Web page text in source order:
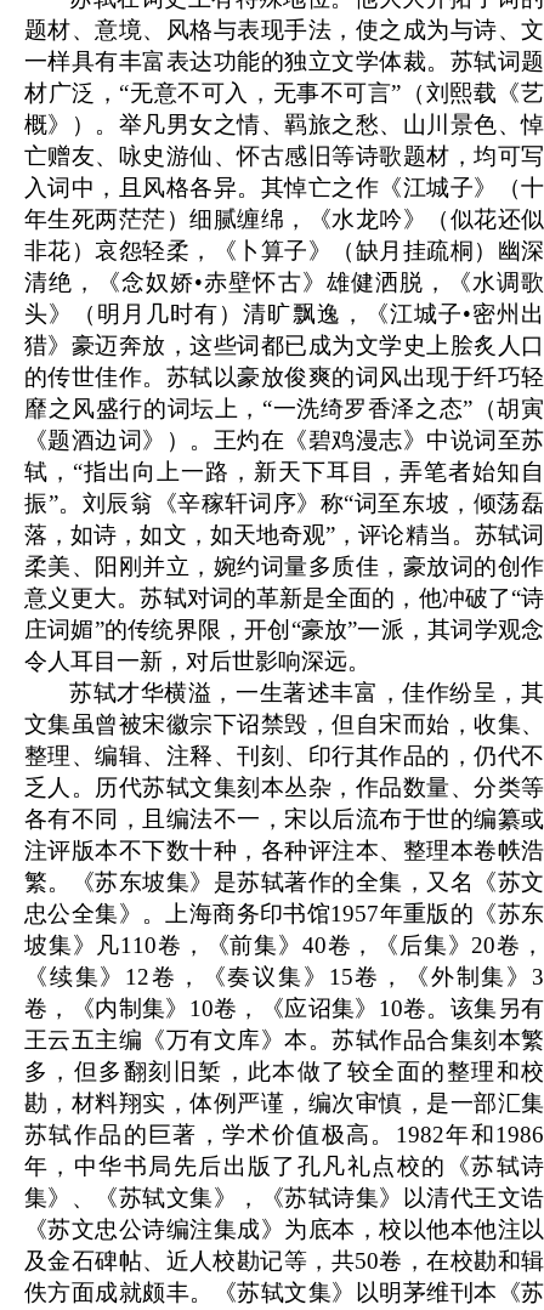
题材、意境、风格与表现手法，使之成为与诗、文
一样具有丰富表达功能的独立文学体裁。苏轼词题
材广泛，“无意不可入，无事不可言”（刘熙载《艺
概》）。举凡男女之情、羁旅之愁、山川景色、悼
亡赠友、咏史游仙、怀古感旧等诗歌题材，均可写
入词中，且风格各异。其悼亡之作《江城子》（十
年生死两茫茫）细腻缠绵，《水龙吟》（似花还似
非花）哀怨轻柔，《卜算子》（缺月挂疏桐）幽深
清绝，《念奴娇•赤壁怀古》雄健洒脱，《水调歌
头》（明月几时有）清旷飘逸，《江城子•密州出
猎》豪迈奔放，这些词都已成为文学史上脍炙人口
的传世佳作。苏轼以豪放俊爽的词风出现于纤巧轻
靡之风盛行的词坛上，“一洗绮罗香泽之态”（胡寅
《题酒边词》）。王灼在《碧鸡漫志》中说词至苏
轼，“指出向上一路，新天下耳目，弄笔者始知自
振”。刘辰翁《辛稼轩词序》称“词至东坡，倾荡磊
落，如诗，如文，如天地奇观”，评论精当。苏轼词
柔美、阳刚并立，婉约词量多质佳，豪放词的创作
意义更大。苏轼对词的革新是全面的，他冲破了“诗
庄词媚”的传统界限，开创“豪放”一派，其词学观念
令人耳目一新，对后世影响深远。
苏轼才华横溢，一生著述丰富，佳作纷呈，其
文集虽曾被宋徽宗下诏禁毁，但自宋而始，收集、
整理、编辑、注释、刊刻、印行其作品的，仍代不
乏人。历代苏轼文集刻本丛杂，作品数量、分类等
各有不同，且编法不一，宋以后流布于世的编纂或
注评版本不下数十种，各种评注本、整理本卷帙浩
繁。《苏东坡集》是苏轼著作的全集，又名《苏文
忠公全集》。上海商务印书馆1957年重版的《苏东
坡集》凡110卷，《前集》40卷，《后集》20卷，
《续集》12卷，《奏议集》15卷，《外制集》3
卷，《内制集》10卷，《应诏集》10卷。该集另有
王云五主编《万有文库》本。苏轼作品合集刻本繁
多，但多翻刻旧椠，此本做了较全面的整理和校
勘，材料翔实，体例严谨，编次审慎，是一部汇集
苏轼作品的巨著，学术价值极高。1982年和1986
年，中华书局先后出版了孔凡礼点校的《苏轼诗
集》、《苏轼文集》，《苏轼诗集》以清代王文诰
《苏文忠公诗编注集成》为底本，校以他本他注以
及金石碑帖、近人校勘记等，共50卷，在校勘和辑
佚方面成就颇丰。《苏轼文集》以明茅维刊本《苏